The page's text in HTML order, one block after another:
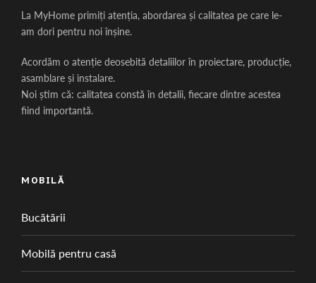
La MyHome primiți atenția, abordarea și calitatea pe care le-
am dori pentru noi înșine.
Acordăm o atenție deosebită detaliilor în proiectare, producție,
asamblare și instalare.
Noi știm că: calitatea constă în detalii, fiecare dintre acestea
fiind importantă.
MOBILĂ
Bucătării
Mobilă pentru casă